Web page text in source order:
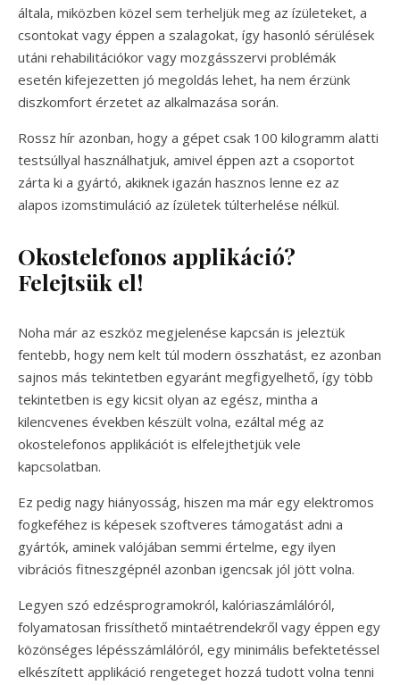
általa, miközben közel sem terheljük meg az ízületeket, a
csontokat vagy éppen a szalagokat, így hasonló sérülések
utáni rehabilitációkor vagy mozgásszervi problémák
esetén kifejezetten jó megoldás lehet, ha nem érzünk
diszkomfort érzetet az alkalmazása során.
Rossz hír azonban, hogy a gépet csak 100 kilogramm alatti
testsúllyal használhatjuk, amivel éppen azt a csoportot
zárta ki a gyártó, akiknek igazán hasznos lenne ez az
alapos izomstimuláció az ízületek túlterhelése nélkül.
Okostelefonos applikáció?
Felejtsük el!
Noha már az eszköz megjelenése kapcsán is jeleztük
fentebb, hogy nem kelt túl modern összhatást, ez azonban
sajnos más tekintetben egyaránt megfigyelhető, így több
tekintetben is egy kicsit olyan az egész, mintha a
kilencvenes években készült volna, ezáltal még az
okostelefonos applikációt is elfelejthetjük vele
kapcsolatban.
Ez pedig nagy hiányosság, hiszen ma már egy elektromos
fogkeféhez is képesek szoftveres támogatást adni a
gyártók, aminek valójában semmi értelme, egy ilyen
vibrációs fitneszgépnél azonban igencsak jól jött volna.
Legyen szó edzésprogramokról, kalóriaszámlálóról,
folyamatosan frissíthető mintaétrendekről vagy éppen egy
közönséges lépésszámlálóról, egy minimális befektetéssel
elkészített applikáció rengeteget hozzá tudott volna tenni